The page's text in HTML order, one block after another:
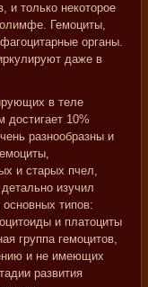
и только некоторое
Гемоциты,
органы.
даже в
в теле
10%
разнообразны и
и старых пчел,
изучил
типов:
и платоциты
группа гемоцитов,
и не имеющих
развития